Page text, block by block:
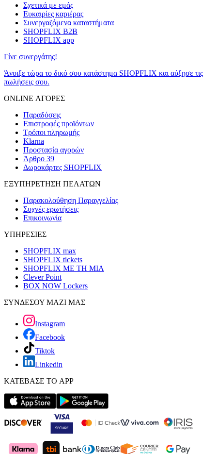
Σχετικά με εμάς
Ευκαιρίες καριέρας
Συνεργαζόμενα καταστήματα
SHOPFLIX B2B
SHOPFLIX app
Γίνε συνεργάτης!
Άνοιξε τώρα το δικό σου κατάστημα SHOPFLIX και αύξησε τις
πωλήσεις σου.
ONLINE ΑΓΟΡΕΣ
Παραδόσεις
Επιστροφές προϊόντων
Τρόποι πληρωμής
Klarna
Προστασία αγορών
Άρθρο 39
Δωροκάρτες SHOPFLIX
ΕΞΥΠΗΡΕΤΗΣΗ ΠΕΛΑΤΩΝ
Παρακολούθηση Παραγγελίας
Συχνές ερωτήσεις
Επικοινωνία
ΥΠΗΡΕΣΙΕΣ
SHOPFLIX max
SHOPFLIX tickets
SHOPFLIX ΜΕ ΤΗ ΜΙΑ
Clever Point
BOX NOW Lockers
ΣΥΝΔΕΣΟΥ ΜΑΖΙ ΜΑΣ
Instagram
Facebook
Tiktok
Linkedin
ΚΑΤΕΒΑΣΕ ΤΟ APP